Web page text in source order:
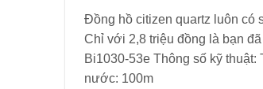
Đồng hồ citizen quartz luôn có
Chỉ với 2,8 triệu đồng là bạn
Bi1030-53e Thông số kỹ
nước: 100m